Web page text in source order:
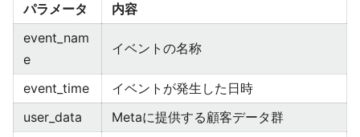
パラメータ
内容
event_nam
e
イベントの名称
event_time
イベントが発生した日時
user_data
Metaに提供する顧客データ群